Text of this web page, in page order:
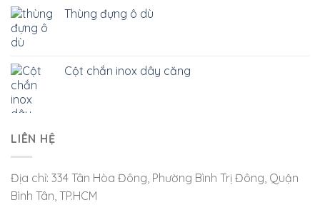
Thùng đựng ô dù
Cột chắn inox dây căng
LIÊN HỆ
Địa chỉ: 334 Tân Hòa Đông, Phường Bình Trị Đông, Quận
Bình Tân, TP.HCM